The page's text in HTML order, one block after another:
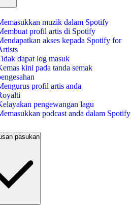
muzik dalam Spotify
profil artis di Spotify
akses kepada Spotify for
dapat log masuk
kini pada tanda semak
profil artis anda
pengewangan lagu
podcast anda dalam Spotify
pasukan